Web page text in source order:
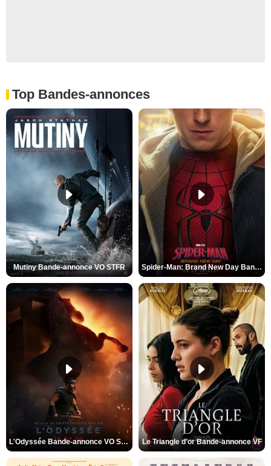
Top Bandes-annonces
Mutiny Bande-annonce VO STFR Spider-Man: Brand New Day Bande-annonce VO STFR
L'Odyssée Bande-annonce VO STFR Le Triangle d'or Bande-annonce VF